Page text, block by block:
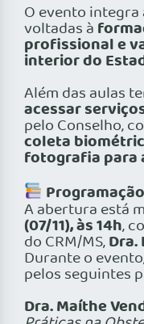
O evento integra
voltadas à
profissional e
interior do
Além das aulas
acessar
pelo Conselho,
coleta
fotografia para
A abertura está
(07/11), às 14h,
do CRM/MS,
Durante o
pelos seguintes
Dra. Maíthe